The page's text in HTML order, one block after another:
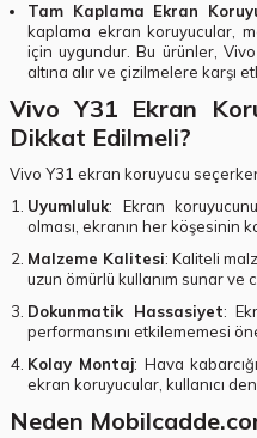
Tam Kaplama Ekran
kaplama ekran koruyucular,
için uygundur. Bu ürünler,
altına alır ve çizilmelere karşı
Vivo Y31 Ekran
Dikkat Edilmeli?
Vivo Y31 ekran koruyucu
Uyumluluk: Ekran
olması, ekranın her köşesinin
Malzeme Kalitesi: Kaliteli
uzun ömürlü kullanım sunar ve
Dokunmatik Hassasiyet:
performansını etkilememesi
Kolay Montaj: Hava
ekran koruyucular, kullanıcı
Neden